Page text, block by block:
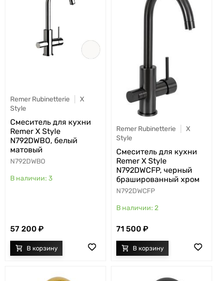
Remer Rubinetterie
X
Style
Cмеситель для кухни
Remer X Style
N792DWBO, белый
матовый
N792DWBO
3
57 200
Remer Rubinetterie
X
Style
Cмеситель для кухни
Remer X Style
N792DWCFP, черный
брашированный хром
N792DWCFP
2
71 500